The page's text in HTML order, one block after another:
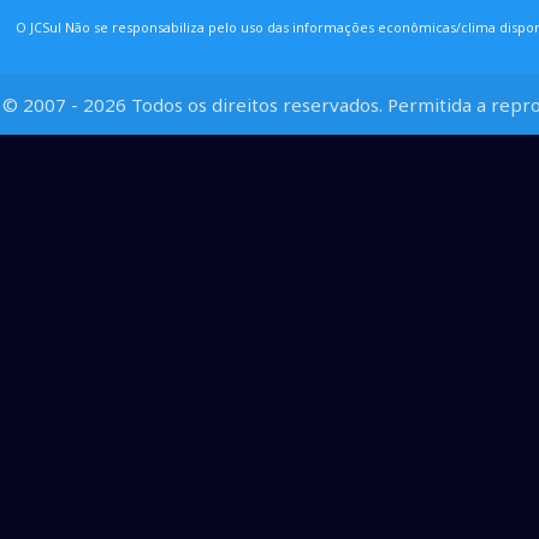
O JCSul Não se responsabiliza pelo uso das informações econômicas/clima
© 2007 - 2026 Todos os direitos reservados. Permitida a